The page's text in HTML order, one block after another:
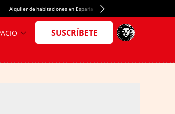
Alquiler de habitaciones en España Crédito del Spotify Camp Nou